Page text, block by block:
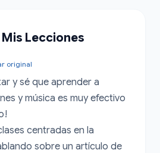
Lecciones
original
y sé que aprender a
y música es muy efectivo
centradas en la
sobre un artículo de